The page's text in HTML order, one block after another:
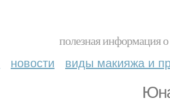
полезная информация
новости виды макияжа и